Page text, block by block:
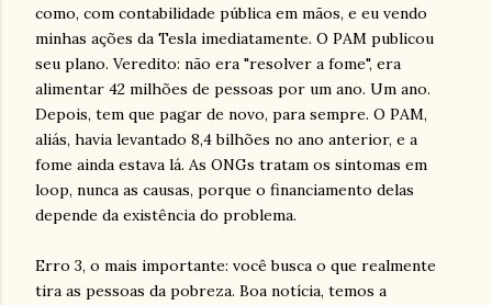
como, com contabilidade pública em mãos, e eu vendo
minhas ações da Tesla imediatamente. O PAM publicou
seu plano. Veredito: não era "resolver a fome", era
alimentar 42 milhões de pessoas por um ano. Um ano.
Depois, tem que pagar de novo, para sempre. O PAM,
aliás, havia levantado 8,4 bilhões no ano anterior, e a
fome ainda estava lá. As ONGs tratam os sintomas em
loop, nunca as causas, porque o financiamento delas
depende da existência do problema.
Erro 3, o mais importante: você busca o que realmente
tira as pessoas da pobreza. Boa notícia, temos a